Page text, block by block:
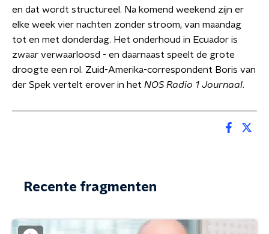
en dat wordt structureel. Na komend weekend zijn er
elke week vier nachten zonder stroom, van maandag
tot en met donderdag. Het onderhoud in Ecuador is
zwaar verwaarloosd - en daarnaast speelt de grote
droogte een rol. Zuid-Amerika-correspondent Boris van
der Spek vertelt erover in het NOS Radio 1 Journaal.
Recente fragmenten